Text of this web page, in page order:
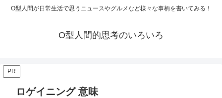
O型人間が日常生活で思うニュースやグルメなど様々な事柄を書いてみる！
O型人間的思考のいろいろ
PR
ロゲイニング 意味